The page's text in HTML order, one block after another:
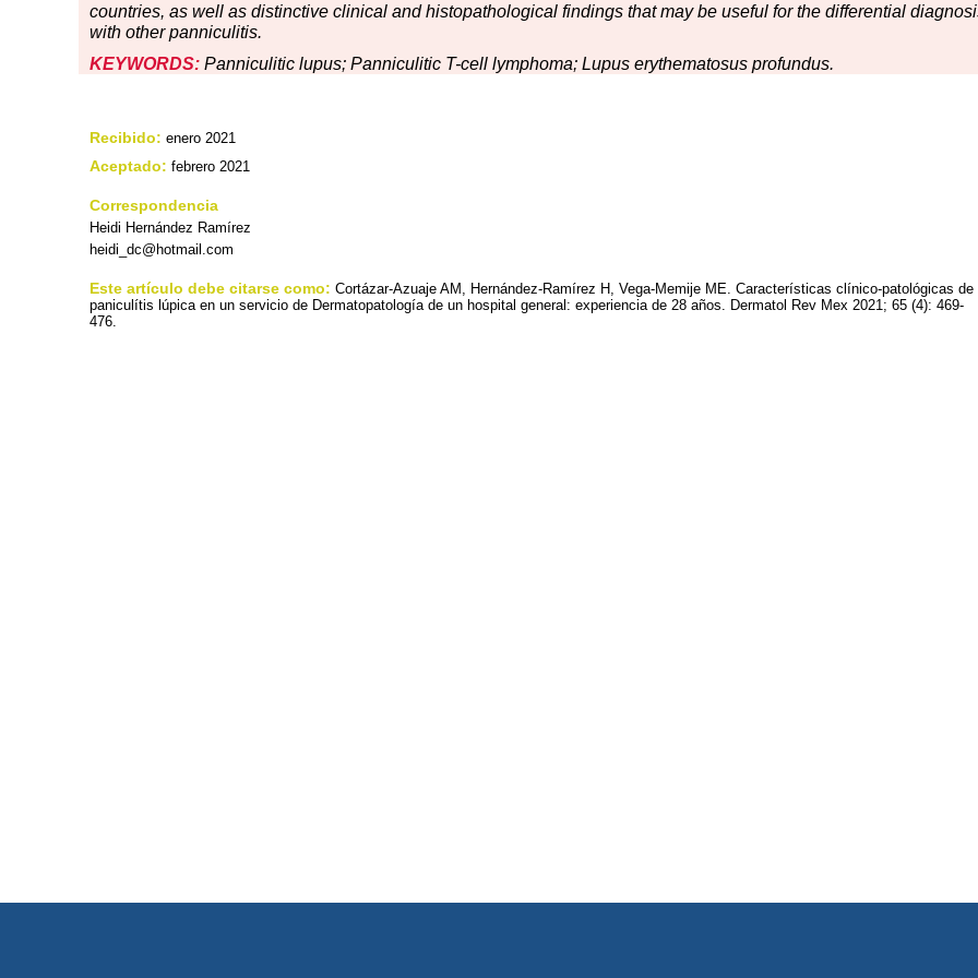
countries, as well as distinctive clinical and histopathological findings that may be useful for the differential
with other panniculitis.
KEYWORDS: Panniculitic lupus; Panniculitic T-cell lymphoma; Lupus erythematosus profundus.
Recibido: enero 2021
Aceptado: febrero 2021
Correspondencia
Heidi Hernández Ramírez
heidi_dc@hotmail.com
Este artículo debe citarse como: Cortázar-Azuaje AM, Hernández-Ramírez H, Vega-Memije ME. Características clínico-patológicas de
paniculítis lúpica en un servicio de Dermatopatología de un hospital general: experiencia de 28 años. Dermatol Rev Mex 2021; 65 (4): 469-
476.